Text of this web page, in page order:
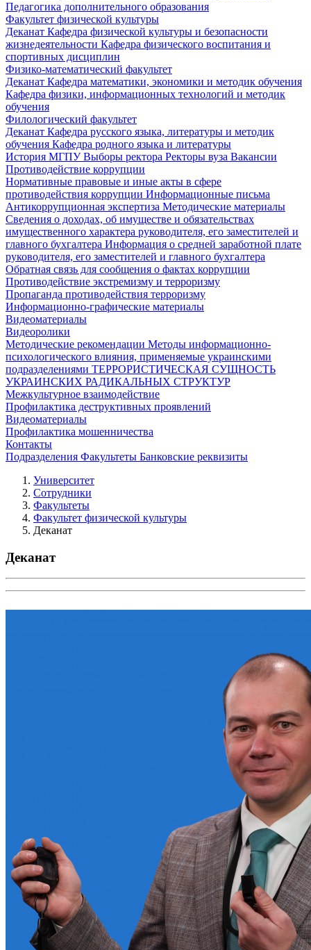
Педагогика дополнительного образования
Факультет физической культуры
Деканат Кафедра физической культуры и безопасности
жизнедеятельности Кафедра физического воспитания и
спортивных дисциплин
Физико-математический факультет
Деканат Кафедра математики, экономики и методик обучения
Кафедра физики, информационных технологий и методик
обучения
Филологический факультет
Деканат Кафедра русского языка, литературы и методик
обучения Кафедра родного языка и литературы
История МГПУВыборы ректора Ректоры вуза Вакансии
Противодействие коррупции
Нормативные правовые и иные акты в сфере
противодействия коррупции Информационные письма
Антикоррупционная экспертиза Методические материалы
Сведения о доходах, об имуществе и обязательствах
имущественного характера руководителя, его заместителей и
главного бухгалтера Информация о средней заработной плате
руководителя, его заместителей и главного бухгалтера
Обратная связь для сообщения о фактах коррупции
Противодействие экстремизму и терроризму
Пропаганда противодействия терроризму
Информационно-графические материалы
Видеоматериалы
Видеоролики
Методические рекомендации Методы информационно-
психологического влияния, применяемые украинскими
подразделениями ТЕРРОРИСТИЧЕСКАЯ СУЩНОСТЬ
УКРАИНСКИХ РАДИКАЛЬНЫХ СТРУКТУР
Межкультурное взаимодействие
Профилактика деструктивных проявлений
Видеоматериалы
Профилактика мошенничества
Контакты
Подразделения Факультеты Банковские реквизиты
Университет
Сотрудники
Факультеты
Факультет физической культуры
Деканат
Деканат